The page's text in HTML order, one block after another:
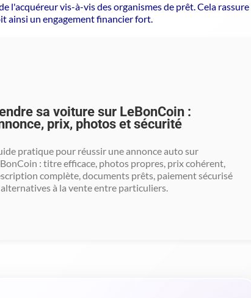
l'acquéreur vis-à-vis des organismes de prêt.Cela rassure
ainsi un engagement financier fort.
sa voiture sur LeBonCoin :
prix, photos et sécurité
pratique pour réussir une annonce auto sur
: titre efficace, photos propres, prix cohérent,
complète, documents prêts, paiement sécurisé
à la vente entre particuliers.